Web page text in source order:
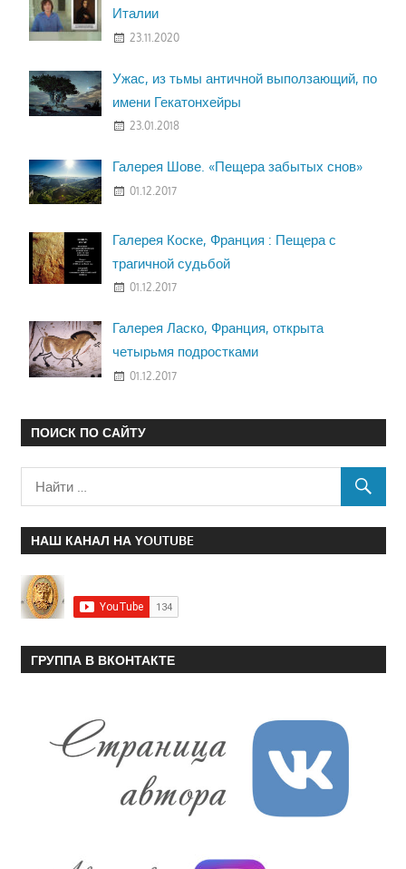
Италии
23.11.2020
Ужас, из тьмы античной выползающий, по
имени Гекатонхейры
23.01.2018
Галерея Шове. «Пещера забытых снов»
01.12.2017
Галерея Коске, Франция : Пещера с
трагичной судьбой
01.12.2017
Галерея Ласко, Франция, открыта
четырьмя подростками
01.12.2017
ПОИСК ПО САЙТУ
НАШ КАНАЛ НА YOUTUBE
ГРУППА В ВКОНТАКТЕ